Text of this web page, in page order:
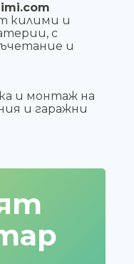
килими и
с
и
и монтаж на
и гаражни